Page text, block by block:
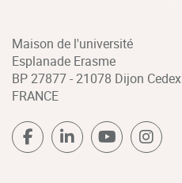
Maison de l'université
Esplanade Erasme
BP 27877 - 21078 Dijon Cedex
FRANCE